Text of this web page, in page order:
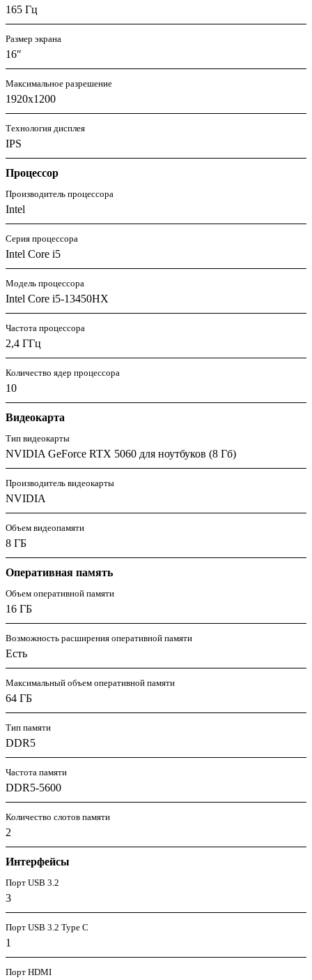
165 Гц
Размер экрана
16″
Максимальное разрешение
1920x1200
Технология дисплея
IPS
Процессор
Производитель процессора
Intel
Серия процессора
Intel Core i5
Модель процессора
Intel Core i5-13450HX
Частота процессора
2,4 ГГц
Количество ядер процессора
10
Видеокарта
Тип видеокарты
NVIDIA GeForce RTX 5060 для ноутбуков (8 Гб)
Производитель видеокарты
NVIDIA
Объем видеопамяти
8 ГБ
Оперативная память
Объем оперативной памяти
16 ГБ
Возможность расширения оперативной памяти
Есть
Максимальный объем оперативной памяти
64 ГБ
Тип памяти
DDR5
Частота памяти
DDR5-5600
Количество слотов памяти
2
Интерфейсы
Порт USB 3.2
3
Порт USB 3.2 Type C
1
Порт HDMI